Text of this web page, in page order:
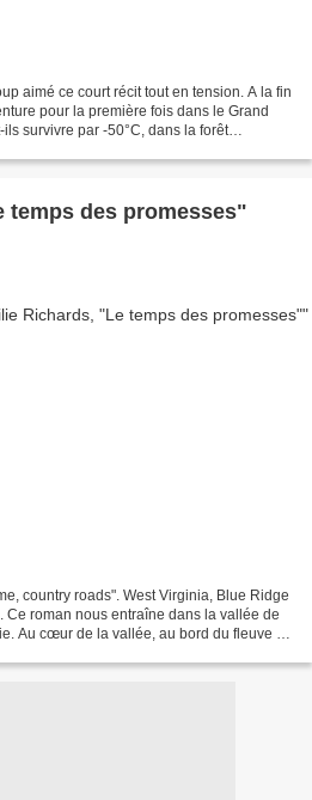
aimé ce court récit tout en tension. A la fin
pour la première fois dans le Grand
survivre par -50°C, dans la forêt
temps des promesses"
country roads". West Virginia, Blue Ridge
Ce roman nous entraîne dans la vallée de
Au cœur de la vallée, au bord du fleuve :